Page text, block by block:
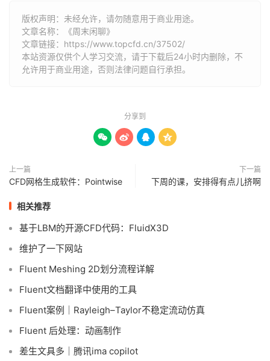
版权声明：未经允许，请勿随意用于商业用途。
文章名称：《周末闲聊》
文章链接： https://www.topcfd.cn/37502/
本站资源仅供个人学习交流，请于下载后24小时内删除，不
允许用于商业用途，否则法律问题自行承担。
分享到
   
上一篇
CFD网格生成软件：Pointwise
下一篇
下周的课，安排得有点儿挤啊
相关推荐
基于LBM的开源CFD代码：FluidX3D
维护了一下网站
Fluent Meshing 2D划分流程详解
Fluent文档翻译中使用的工具
Fluent案例｜Rayleigh–Taylor不稳定流动仿真
Fluent 后处理：动画制作
差生文具多｜腾讯ima copilot